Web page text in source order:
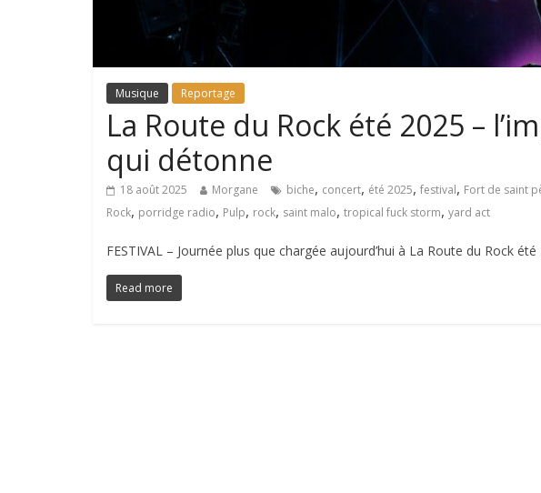
Musique Reportage
La Route du Rock été 2025 –
qui détonne
18 août 2025 Morgane biche, concert, été 2025, festival, Fort de saint
Rock, porridge radio, Pulp, rock, saint malo, tropical fuck storm, yard act
FESTIVAL – Journée plus que chargée aujourd’hui à La Route du Rock
Read more